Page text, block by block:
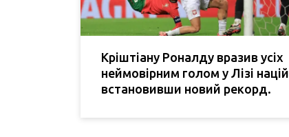
Кріштіану Роналду вразив усіх
неймовірним голом у Лізі націй,
встановивши новий рекорд.